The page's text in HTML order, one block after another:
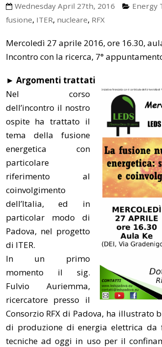
Wednesday April 27th, 2016
Energy
fusione, ITER, nucleare, RFX
Mercoledì 27 aprile 2016, ore 16.30,
Incontro con la ricerca, 7°
► Argomenti trattati
Nel corso
dell’incontro il nostro
ospite ha trattato il
tema della fusione
energetica con
particolare
riferimento al
coinvolgimento
dell’Italia, ed in
particolar modo di
Padova, nel progetto
di ITER.
In un primo
momento il sig.
Fulvio Auriemma,
ricercatore presso il
Consorzio RFX di Padova, ha illustrato
di produzione di energia elettrica da
tecniche ad oggi in uso per il